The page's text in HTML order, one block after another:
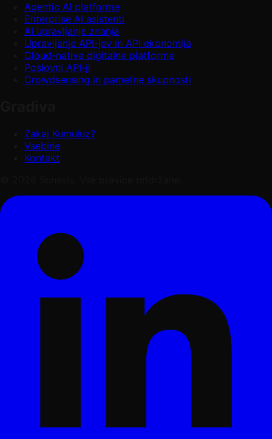
Agentic AI platforme
Enterprise AI asistenti
AI upravljanje znanja
Upravljanje API-jev in API ekonomija
Cloud-native digitalne platforme
Poslovni API-ji
Crowdsensing in pametne skupnosti
Zakaj Kumuluz?
Vsebine
Kontakt